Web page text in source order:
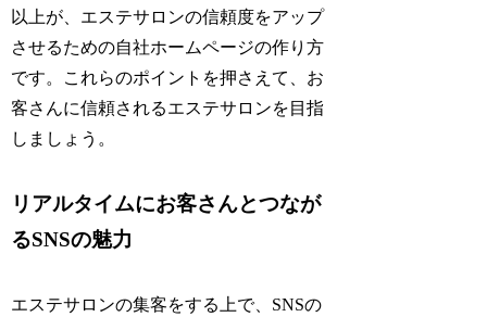
以上が、エステサロンの信頼度をアップ
させるための自社ホームページの作り方
です。これらのポイントを押さえて、お
客さんに信頼されるエステサロンを目指
しましょう。
リアルタイムにお客さんとつなが
るSNSの魅力
エステサロンの集客をする上で、SNSの